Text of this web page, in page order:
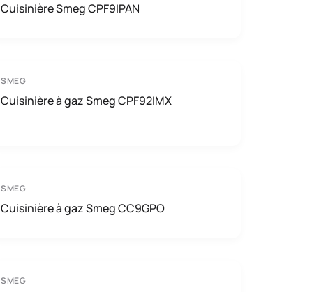
Cuisinière Smeg CPF9IPAN
SMEG
Cuisinière à gaz Smeg CPF92IMX
SMEG
Cuisinière à gaz Smeg CC9GPO
SMEG